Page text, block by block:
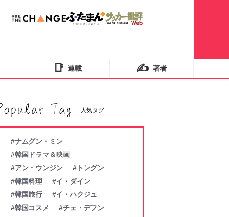
📑 連載 ✍️ 著者
人気タグ
#ナムグン・ミン
#韓国ドラマ＆映画
#アン・ウンジン
#トングン
#韓国料理
#イ・ダイン
#韓国旅行
#イ・ハクジュ
#韓国コスメ
#チェ・デフン